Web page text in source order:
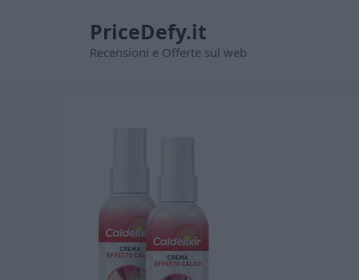
PriceDefy.it
Recensioni e Offerte sul web